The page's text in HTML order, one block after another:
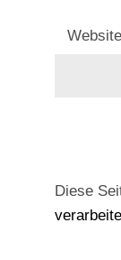
Website
Diese